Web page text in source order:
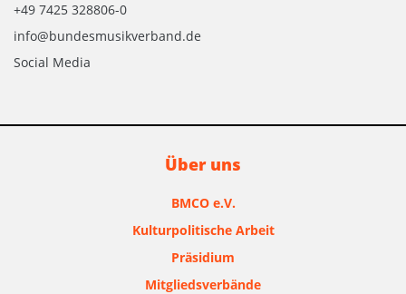
+49 7425 328806-0
info@bundesmusikverband.de
Social Media
Über uns
BMCO e.V.
Kulturpolitische Arbeit
Präsidium
Mitgliedsverbände